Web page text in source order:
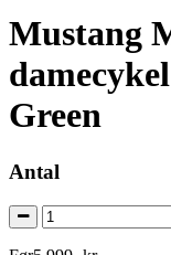
Mustang
Green
Antal